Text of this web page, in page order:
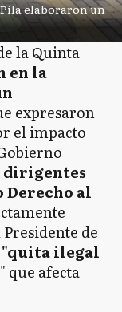
elaboraron un
la Quinta
en la
expresaron
el impacto
dirigentes
Derecho al
de
ilegal
" que afecta